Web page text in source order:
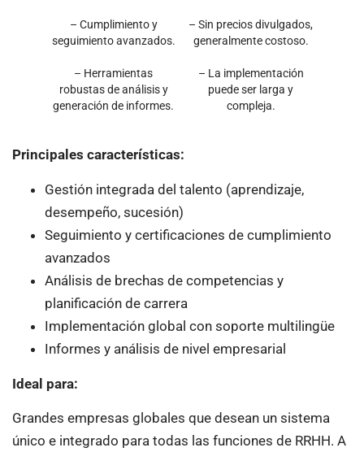
– Cumplimiento y
seguimiento avanzados.
– Herramientas
robustas de análisis y
generación de informes.
– Sin precios divulgados,
generalmente costoso.
– La implementación
puede ser larga y
compleja.
Principales características:
Gestión integrada del talento (aprendizaje,
desempeño, sucesión)
Seguimiento y certificaciones de cumplimiento
avanzados
Análisis de brechas de competencias y
planificación de carrera
Implementación global con soporte multilingüe
Informes y análisis de nivel empresarial
Ideal para:
Grandes empresas globales que desean un sistema
único e integrado para todas las funciones de RRHH. A